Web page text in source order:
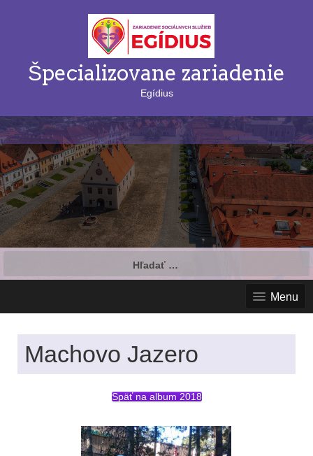
Špecializovane zariadenie
Egídius
Menu
Machovo Jazero
Späť na album 2018